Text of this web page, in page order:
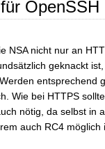
OpenSSH
NSA nicht nur an
geknackt
entsprechend
Wie bei HTTPS
nötig, da selbst in
auch RC4